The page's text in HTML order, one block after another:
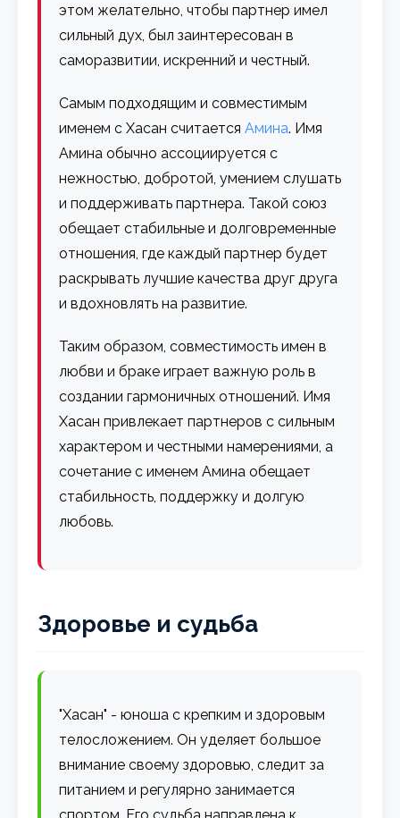
этом желательно, чтобы партнер имел
сильный дух, был заинтересован в
саморазвитии, искренний и честный.
Самым подходящим и совместимым
именем с Хасан считаетсяАмина. Имя
Амина обычно ассоциируется с
нежностью, добротой, умением слушать
и поддерживать партнера. Такой союз
обещает стабильные и долговременные
отношения, где каждый партнер будет
раскрывать лучшие качества друг друга
и вдохновлять на развитие.
Таким образом, совместимость имен в
любви и браке играет важную роль в
создании гармоничных отношений. Имя
Хасан привлекает партнеров с сильным
характером и честными намерениями, а
сочетание с именем Амина обещает
стабильность, поддержку и долгую
любовь.
Здоровье и судьба
"Хасан" - юноша с крепким и здоровым
телосложением. Он уделяет большое
внимание своему здоровью, следит за
питанием и регулярно занимается